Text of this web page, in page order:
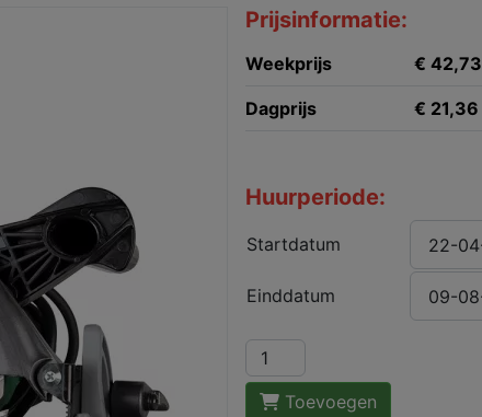
Prijsinformatie:
Weekprijs €
Dagprijs €
Huurperiode:
Startdatum
Einddatum
Toevoegen